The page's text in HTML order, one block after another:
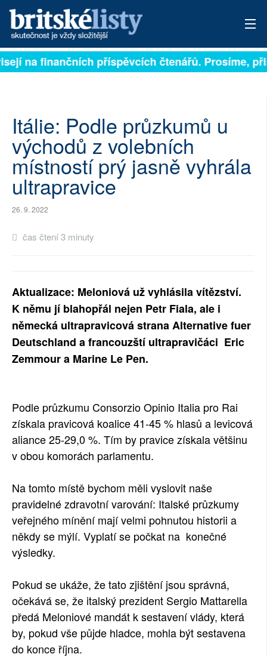
PŘIHLÁSIT
ARCHIV
ROZHOVORY
TÉMATA
NEJČTENĚJŠÍ ZA 7 DNÍ
RUBRIKY
PLNÁ VERZE STRÁNEK
na finančních příspěvcích čtenářů. Prosíme,
Itálie: Podle průzkumů u
východů z volebních
místností prý jasně vyhrála
ultrapravice
26. 9. 2022
čas čtení 3 minuty
Aktualizace: Meloniová už vyhlásila vítězství.
K němu jí blahopřál nejen Petr Fiala, ale i
německá ultrapravicová strana Alternative fuer
Deutschland a francouzští ultrapravičáci Eric
Zemmour a Marine Le Pen.
Podle průzkumu Consorzio Opinio Italia pro Rai
získala pravicová koalice 41-45 % hlasů a levicová
aliance 25-29,0 %. Tím by pravice získala většinu
v obou komorách parlamentu.
Na tomto místě bychom měli vyslovit naše
pravidelné zdravotní varování: Italské průzkumy
veřejného mínění mají velmi pohnutou historii a
někdy se mýlí. Vyplatí se počkat na konečné
výsledky.
Pokud se ukáže, že tato zjištění jsou správná,
očekává se, že italský prezident Sergio Mattarella
předá Meloniové mandát k sestavení vlády, která
by, pokud vše půjde hladce, mohla být sestavena
do konce října.